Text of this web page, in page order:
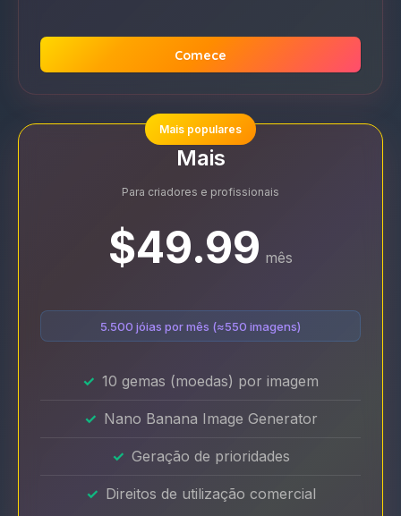
Comece
Mais populares
Mais
Para criadores e profissionais
$49.99 mês
5.500 jóias por mês (≈550 imagens)
10 gemas (moedas) por imagem
Nano Banana Image Generator
Geração de prioridades
Direitos de utilização comercial